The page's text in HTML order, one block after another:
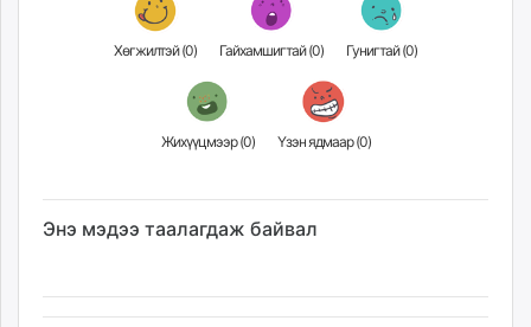
Хөгжилтэй (0) Гайхамшигтай (0) Гунигтай (0)
Жихүүцмээр (0) Үзэн ядмаар (0)
Энэ мэдээ таалагдаж байвал